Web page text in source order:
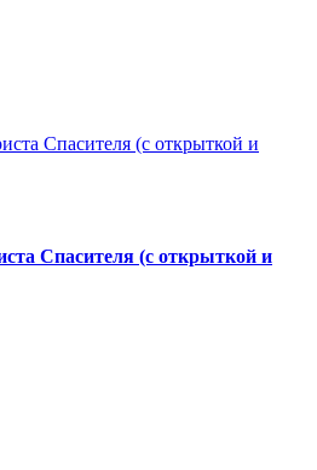
Спасителя (с открыткой и